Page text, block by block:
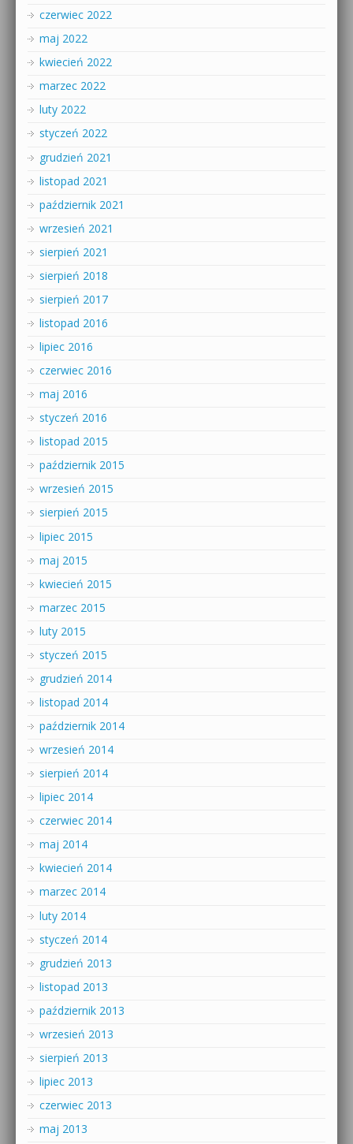
czerwiec 2022
maj 2022
kwiecień 2022
marzec 2022
luty 2022
styczeń 2022
grudzień 2021
listopad 2021
październik 2021
wrzesień 2021
sierpień 2021
sierpień 2018
sierpień 2017
listopad 2016
lipiec 2016
czerwiec 2016
maj 2016
styczeń 2016
listopad 2015
październik 2015
wrzesień 2015
sierpień 2015
lipiec 2015
maj 2015
kwiecień 2015
marzec 2015
luty 2015
styczeń 2015
grudzień 2014
listopad 2014
październik 2014
wrzesień 2014
sierpień 2014
lipiec 2014
czerwiec 2014
maj 2014
kwiecień 2014
marzec 2014
luty 2014
styczeń 2014
grudzień 2013
listopad 2013
październik 2013
wrzesień 2013
sierpień 2013
lipiec 2013
czerwiec 2013
maj 2013